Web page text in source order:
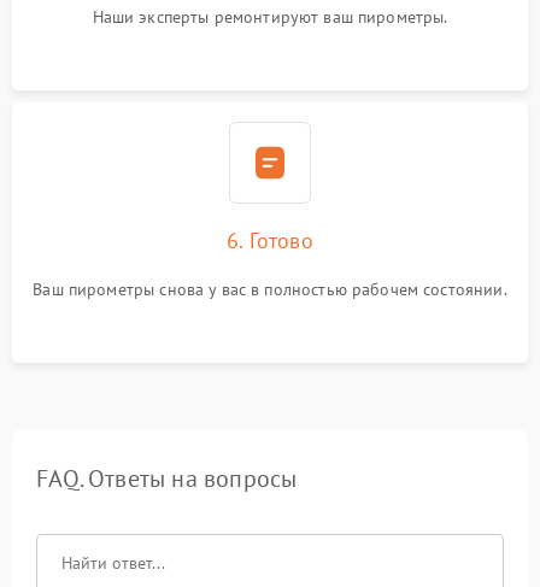
Наши эксперты ремонтируют ваш пирометры.
6. Готово
Ваш пирометры снова у вас в полностью рабочем состоянии.
FAQ. Ответы на вопросы